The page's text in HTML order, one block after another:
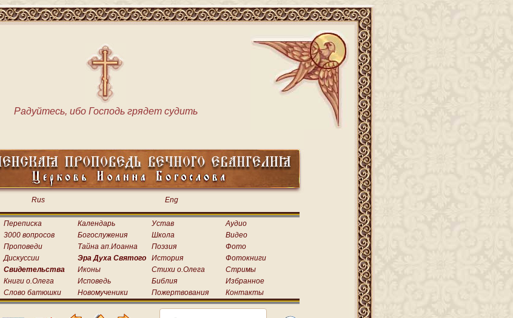
Радуйтесь, ибо Господь грядет судить
Rus Eng
Переписка Календарь Устав
Аудио
3000 вопросов Богослужения Школа
Видео
Проповеди Тайна ап.Иоанна Поэзия
Фото
Дискуссии Эра Духа Святого История
Фотокниги
Свидетельства Иконы Стихи о.Олега
Стримы
Книги о.Олега Исповедь Библия
Избранное
Слово батюшки Новомученики Пожертвования Контакты